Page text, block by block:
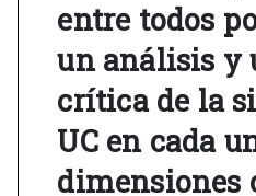
entre todos
un análisis y
crítica de la
UC en cada
dimensiones